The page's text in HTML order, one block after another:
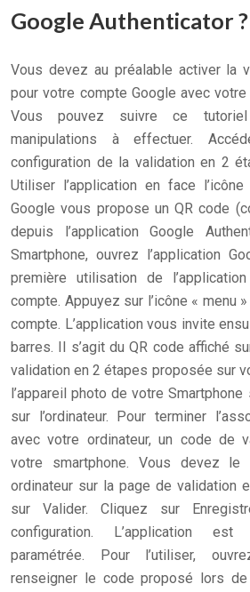
Google Authenticator ?
Vous devez au préalable activer la
pour votre compte Google avec
Vous pouvez suivre ce
manipulations à effectuer.
configuration de la validation en 2
Utiliser l’application en face l’icône
Google vous propose un QR code
depuis l’application Google
Smartphone, ouvrez l’application
première utilisation de
compte. Appuyez sur l’icône « menu
compte. L’application vous invite
barres. Il s’agit du QR code affiché
validation en 2 étapes proposée sur
l’appareil photo de votre
sur l’ordinateur. Pour terminer
avec votre ordinateur, un code de
votre smartphone. Vous devez le
ordinateur sur la page de validation
sur Valider. Cliquez sur
configuration. L’application est
paramétrée. Pour l’utiliser,
renseigner le code proposé lors